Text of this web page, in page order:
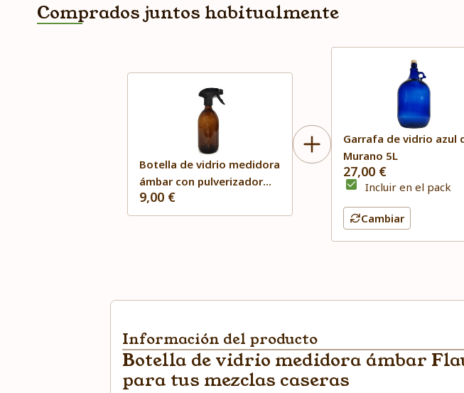
Comprados juntos habitualmente
Botella de vidrio medidora
ámbar con pulverizador
500ml Flauby
9,00 €
Garrafa de vidrio azul
Murano 5L
27,00 €
Incluir en el pack
Cambiar
Información del producto
Botella de vidrio medidora ámbar
para tus mezclas caseras